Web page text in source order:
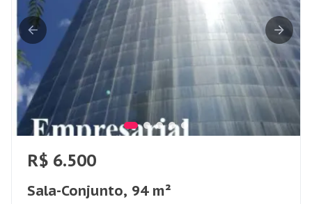
R$ 6.500
Sala-Conjunto, 94 m²